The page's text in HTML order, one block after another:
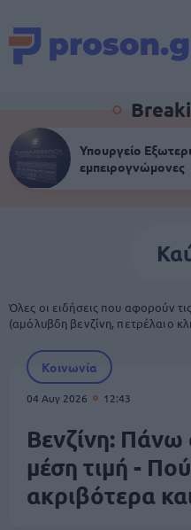
Υπουργείο
εμπειρογνώμονες
Όλες οι ειδήσεις που αφορούν
(αμόλυβδη βενζίνη, πετρέλαιο
Κοινωνία
04 Αυγ 2026 12:43
Βενζίνη:
μέση τιμή -
ακριβότερα